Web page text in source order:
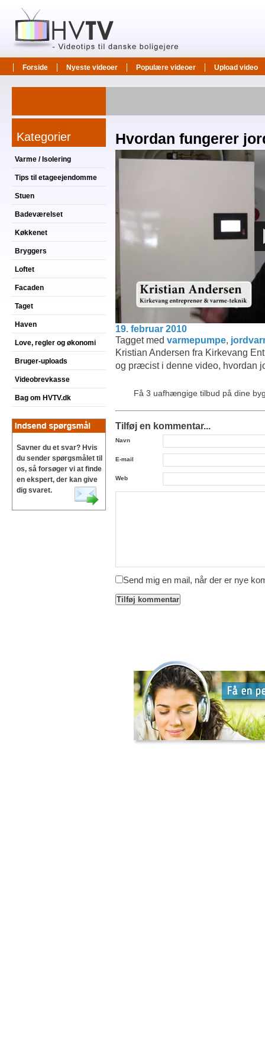
Forside Nyeste videoer Populære videoer Upload video
Kategorier
Varme / Isolering
Tips til etageejendomme
Stuen
Badeværelset
Køkkenet
Bryggers
Loftet
Facaden
Taget
Haven
Love, regler og økonomi
Bruger-uploads
Videobrevkasse
Bag om HVTV.dk
Savner du et svar? Hvis
du sender spørgsmålet til
os, så forsøger vi at finde
en ekspert, der kan give
dig svaret.
Hvordan fungerer
19. februar 2010
Tagget med varmepumpe
Kristian Andersen fra Kirkevang
og præcist i denne video, hvordan
Få 3 uafhængige tilbud på dine
Tilføj en kommentar...
Navn
E-mail
Web
Send mig en mail, når der er nye